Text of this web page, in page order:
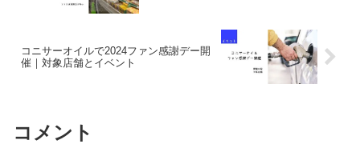
コニサーオイルで2024ファン感謝デー開
催｜対象店舗とイベント
コメント